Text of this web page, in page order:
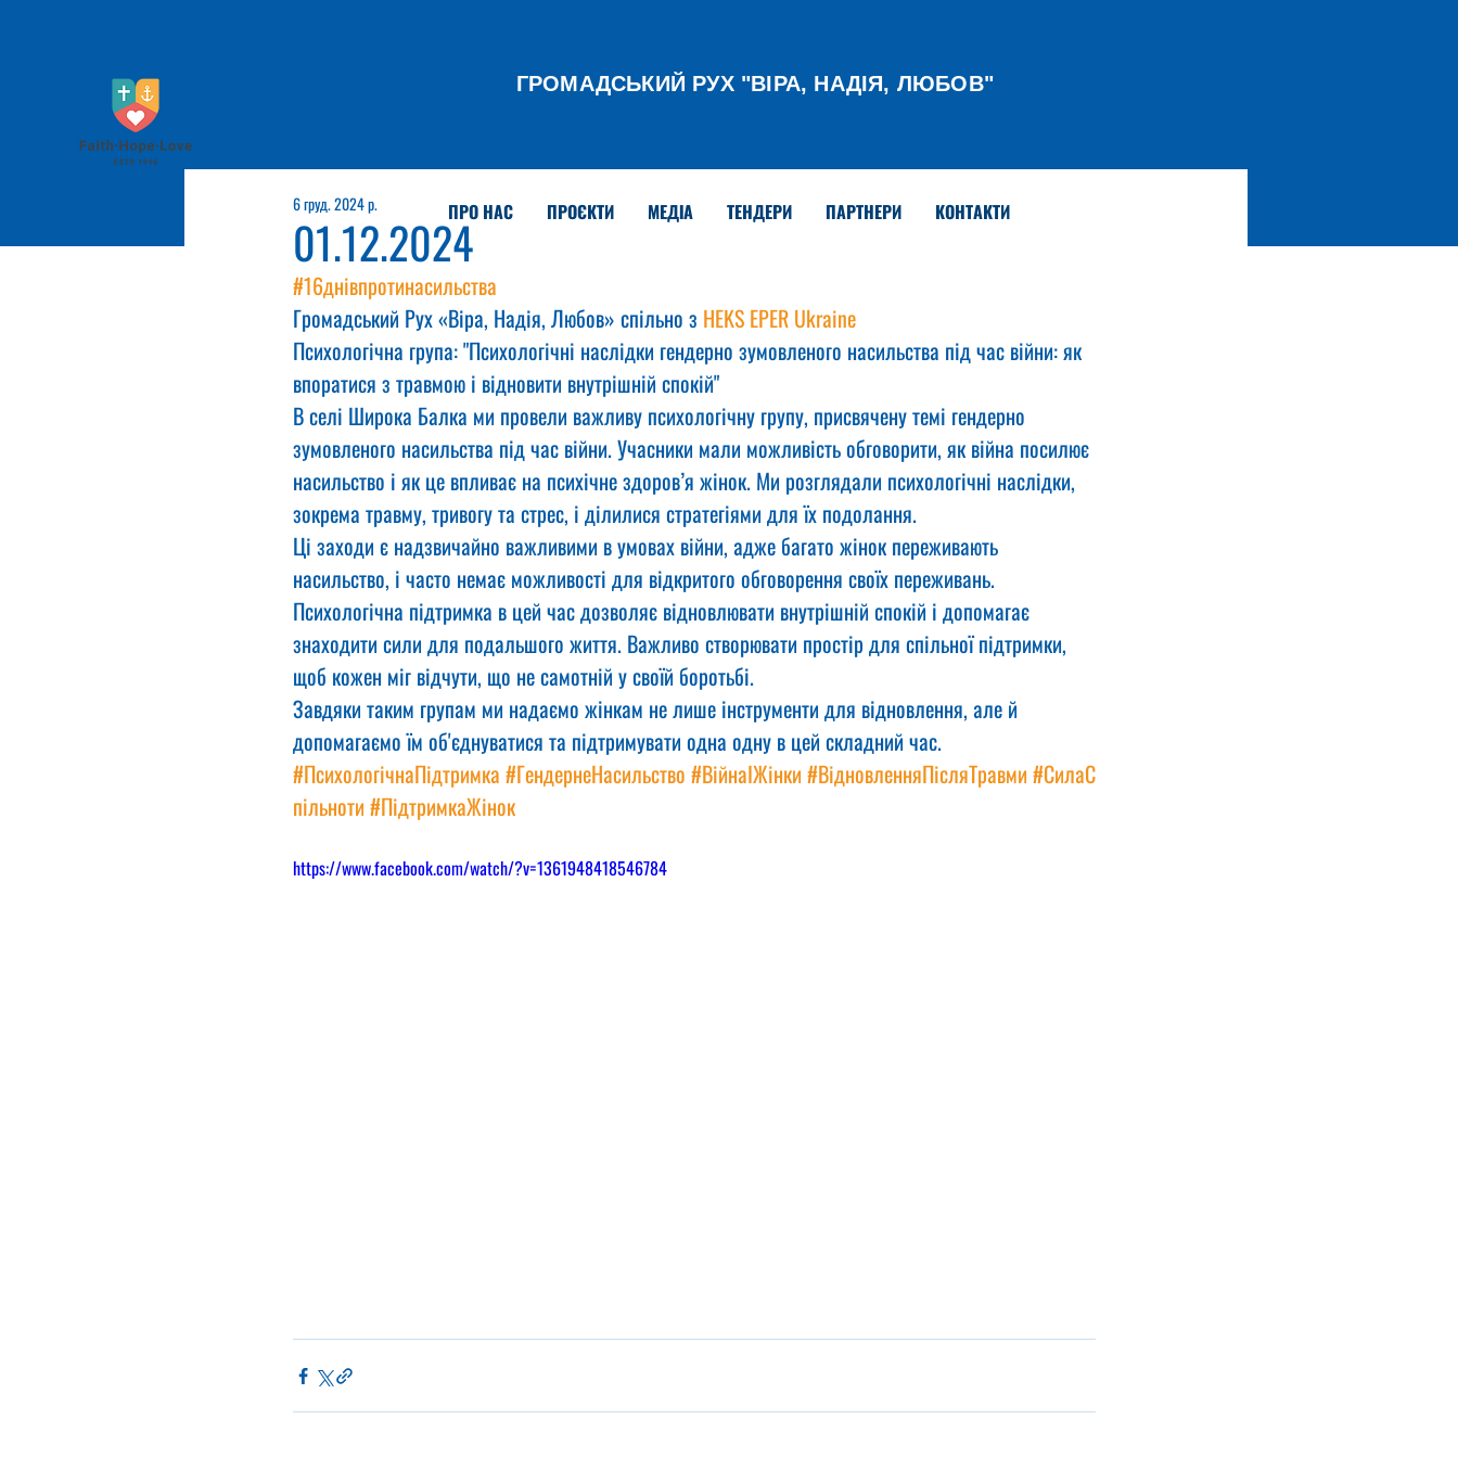
ГРОМАДСЬКИЙ РУХ "ВІРА, НАДІЯ, ЛЮБОВ"
ПРО НАС ПРОЄКТИ МЕДІА ТЕНДЕРИ ПАРТНЕРИ КОНТАКТИ
01.12.2024
6 груд. 2024 р.
#16днівпротинасильства
Громадський Рух «Віра, Надія, Любов» спільно з HEKS EPER Ukraine
Психологічна група: "Психологічні наслідки гендерно зумовленого насильства під час війни: як
впоратися з травмою і відновити внутрішній спокій"
В селі Широка Балка ми провели важливу психологічну групу, присвячену темі гендерно
зумовленого насильства під час війни. Учасники мали можливість обговорити, як війна посилює
насильство і як це впливає на психічне здоров’я жінок. Ми розглядали психологічні наслідки,
зокрема травму, тривогу та стрес, і ділилися стратегіями для їх подолання.
Ці заходи є надзвичайно важливими в умовах війни, адже багато жінок переживають
насильство, і часто немає можливості для відкритого обговорення своїх переживань.
Психологічна підтримка в цей час дозволяє відновлювати внутрішній спокій і допомагає
знаходити сили для подальшого життя. Важливо створювати простір для спільної підтримки,
щоб кожен міг відчути, що не самотній у своїй боротьбі.
Завдяки таким групам ми надаємо жінкам не лише інструменти для відновлення, але й
допомагаємо їм об'єднуватися та підтримувати одна одну в цей складний час.
#ПсихологічнаПідтримка #ГендернеНасильство #ВійнаІЖінки #ВідновленняПісляТравми #СилаС
пільноти #ПідтримкаЖінок
https://www.facebook.com/watch/?v=1361948418546784